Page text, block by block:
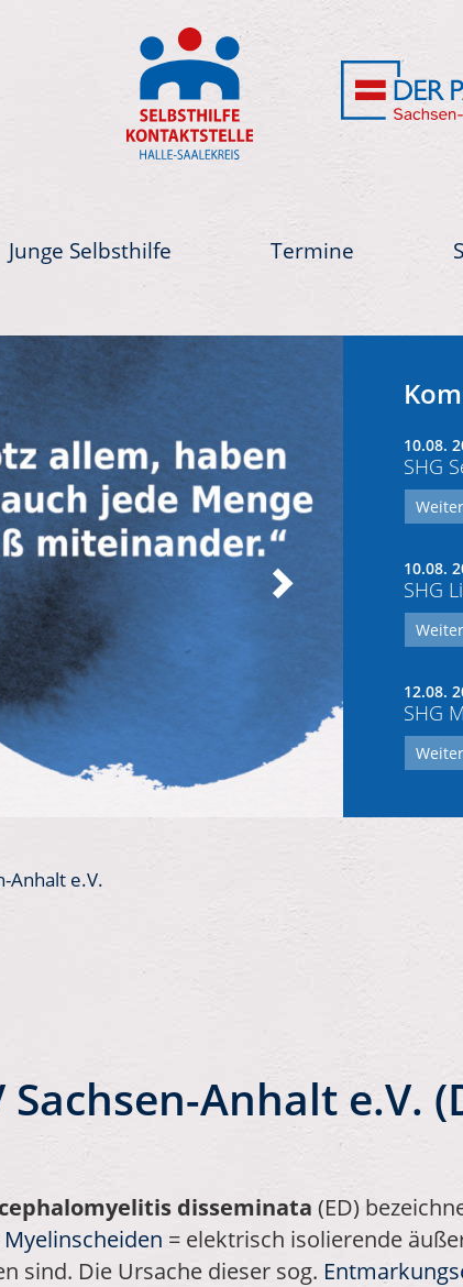
Junge Selbsthilfe Termine
10.08.
SHG
10.08.
SHG
12.08.
SHG
Anhalt e.V.
Anhalt e.V.
disseminata (ED)
Myelinscheiden = elektrisch isolierende
sind. Die Ursache dieser sog.